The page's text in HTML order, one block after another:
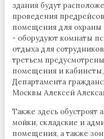
здания будут
проведения
помещения для охраны
- оборудуют комнаты
отдыха для
третьем
помещения и
Департамента
Москвы Алексей
Также здесь обустроят
мойки, складские и
помещения, а также